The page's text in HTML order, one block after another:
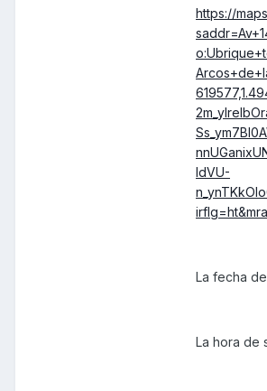
https://
IdVU-
La fecha
La hora de